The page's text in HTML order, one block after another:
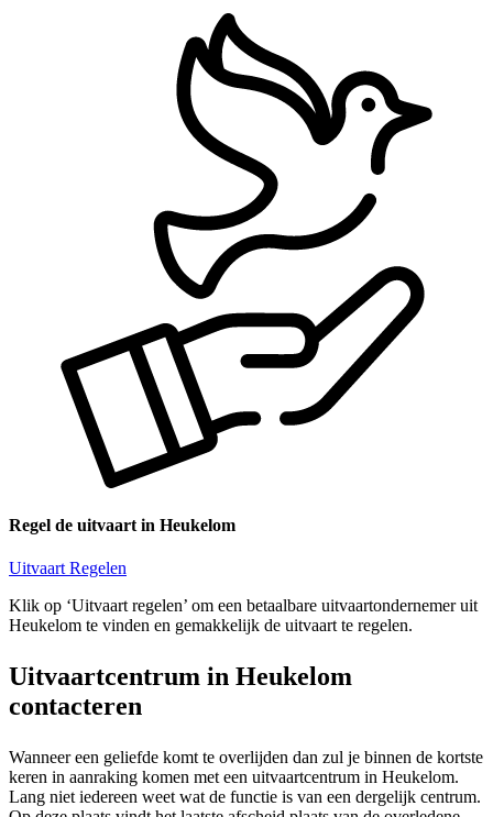
Regel de uitvaart in Heukelom
Uitvaart Regelen
Klik op ‘Uitvaart regelen’ om een betaalbare uitvaartondernemer uit
Heukelom te vinden en gemakkelijk de uitvaart te regelen.
Uitvaartcentrum in Heukelom
contacteren
Wanneer een geliefde komt te overlijden dan zul je binnen de kortste
keren in aanraking komen met een uitvaartcentrum in Heukelom.
Lang niet iedereen weet wat de functie is van een dergelijk centrum.